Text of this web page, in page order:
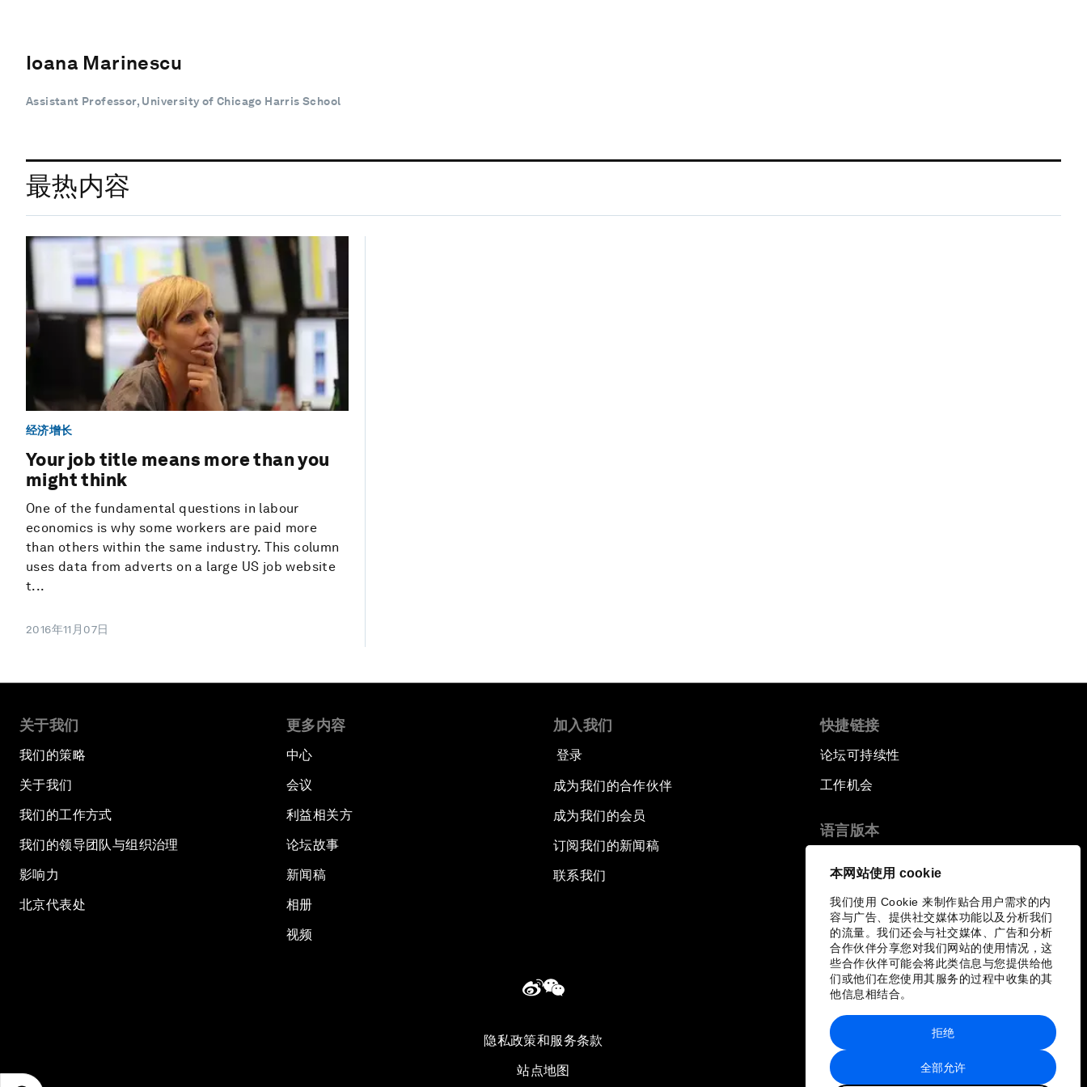
本网站使用 cookie
我们使用 Cookie 来制作贴合用户需求的内
容与广告、提供社交媒体功能以及分析我们
的流量。我们还会与社交媒体、广告和分析
合作伙伴分享您对我们网站的使用情况，这
些合作伙伴可能会将此类信息与您提供给他
们或他们在您使用其服务的过程中收集的其
他信息相结合。
全部允许
拒绝
Ioana Marinescu
Assistant Professor, University of Chicago Harris School
最热内容
经济增长
Your job title means more than you
might think
One of the fundamental questions in labour
economics is why some workers are paid more
than others within the same industry. This column
uses data from adverts on a large US job website
t...
2016年11月07日
关于我们
我们的策略
关于我们
我们的工作方式
我们的领导团队与组织治理
影响力
北京代表处
更多内容
中心
会议
利益相关方
论坛故事
新闻稿
相册
视频
加入我们
登录
成为我们的合作伙伴
成为我们的会员
订阅我们的新闻稿
联系我们
快捷链接
论坛可持续性
工作机会
语言版本
隐私政策和服务条款
站点地图